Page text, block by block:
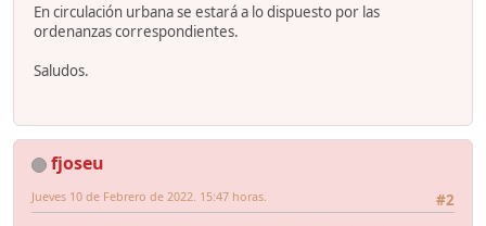
En circulación urbana se estará a lo dispuesto por las
ordenanzas correspondientes.
Saludos.
fjoseu
#2
Jueves 10 de Febrero de 2022. 15:47 horas.